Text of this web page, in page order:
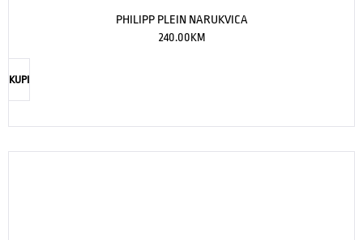
PHILIPP PLEIN NARUKVICA
240.00KM
KUPI